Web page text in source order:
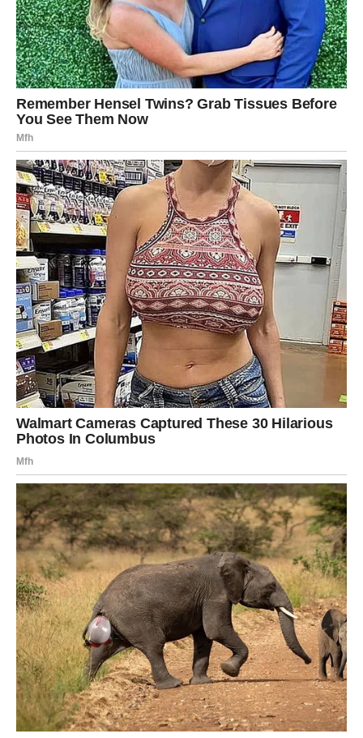
U konačnici, Aca Lukas predstavlja primjer kako jedna osoba
može izazvati promjene i utjecati na javno mnijenje, posebno u
vremenima kada se suočavamo s izazovima slobode
izražavanja i političke represije. Njegova hrabrost i odlučnost
da se bori protiv nepravde mogu nadahnuti mnoge da se
pridruže njegovoj borbi za prava umjetnika i slobodu govora.
Njegova situacija nas upozorava na to kako je važno ne samo
govoriti, već i djelovati, jer svaka riječ i svaki čin mogu imati
značajan utjecaj na društvo u cjelini. Stoga, priča o Acu
Lukasu nadilazi njegovu ličnu borbu; ona je poziv na akciju za
sve nas, da se zalažemo za pravdu i slobodu.